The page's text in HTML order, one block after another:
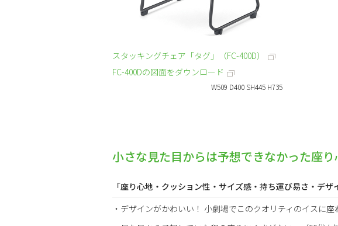
スタッキングチェア「タグ」（FC-400D）
FC-400Dの図面をダウンロード
W509 D400 SH445 H735
小さな見た目からは予想できなかった座
「座り心地・クッション性・サイズ感・持ち運び易さ・デ
・デザインがかわいい！ 小劇場でこのクオリティのイスに座